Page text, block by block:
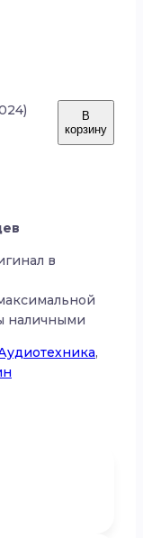
В
корзину
в
наличными
,